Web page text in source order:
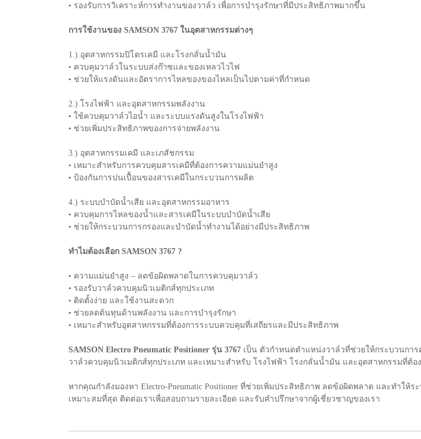
• รองรับการวิเคราะห์การทำงานของวาล์ว เพื่อการบำรุงรักษาที่มีประสิทธิภาพมากขึ้น
การใช้งานของ SAMSON 3767 ในอุตสาหกรรมต่างๆ
1.) อุตสาหกรรมปิโตรเคมี และโรงกลั่นน้ำมัน
• ควบคุมวาล์วในระบบส่งก๊าซและของเหลวไวไฟ
• ช่วยให้แรงดันและอัตราการไหลของของไหลเป็นไปตามค่าที่กำหนด
2.) โรงไฟฟ้า และอุตสาหกรรมพลังงาน
• ใช้ควบคุมวาล์วไอน้ำ และระบบแรงดันสูงในโรงไฟฟ้า
• ช่วยเพิ่มประสิทธิภาพของการจ่ายพลังงาน
3.) อุตสาหกรรมเคมี และเภสัชกรรม
• เหมาะสำหรับการควบคุมสารเคมีที่ต้องการความแม่นยำสูง
• ป้องกันการปนเปื้อนของสารเคมีในกระบวนการผลิต
4.) ระบบบำบัดน้ำเสีย และอุตสาหกรรมอาหาร
• ควบคุมการไหลของน้ำและสารเคมีในระบบบำบัดน้ำเสีย
• ช่วยให้กระบวนการกรองและบำบัดน้ำทำงานได้อย่างมีประสิทธิภาพ
ทำไมต้องเลือก SAMSON 3767 ?
• ความแม่นยำสูง – ลดข้อผิดพลาดในการควบคุมวาล์ว
• รองรับวาล์วควบคุมนิวเมติกส์ทุกประเภท
• ติดตั้งง่าย และใช้งานสะดวก
• ช่วยลดต้นทุนด้านพลังงาน และการบำรุงรักษา
• เหมาะสำหรับอุตสาหกรรมที่ต้องการระบบควบคุมที่เสถียรและมีประสิทธิภาพ
SAMSON Electro Pneumatic Positioner รุ่น 3767 เป็น ตัวกำหนดตำแหน่งวาล์วที่ช่วยให้กระบวนกา
วาล์วควบคุมนิวเมติกส์ทุกประเภท และเหมาะสำหรับ โรงไฟฟ้า โรงกลั่นน้ำมัน และอุตสาหกรรมที่ต้อ
หากคุณกำลังมองหา Electro-Pneumatic Positioner ที่ช่วยเพิ่มประสิทธิภาพ ลดข้อผิดพลาด และทำให้
เหมาะสมที่สุด ติดต่อเราเพื่อสอบถามรายละเอียด และรับคำปรึกษาจากผู้เชี่ยวชาญของเรา